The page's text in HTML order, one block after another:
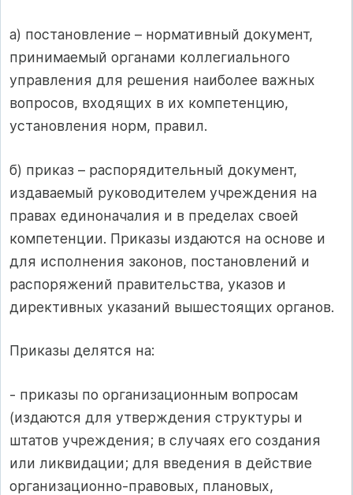
а) постановление – нормативный документ,
принимаемый органами коллегиального
управления для решения наиболее важных
вопросов, входящих в их компетенцию,
установления норм, правил.
б) приказ – распорядительный документ,
издаваемый руководителем учреждения на
правах единоначалия и в пределах своей
компетенции. Приказы издаются на основе и
для исполнения законов, постановлений и
распоряжений правительства, указов и
директивных указаний вышестоящих органов.
Приказы делятся на:
- приказы по организационным вопросам
(издаются для утверждения структуры и
штатов учреждения; в случаях его создания
или ликвидации; для введения в действие
организационно-правовых, плановых,